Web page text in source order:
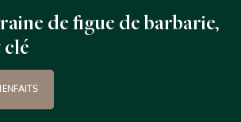
de figue de barbarie,